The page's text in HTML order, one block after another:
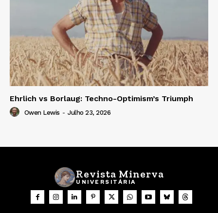
Ehrlich vs Borlaug: Techno-Optimism’s Triumph
Owen Lewis - Julho 23, 2026
Revista Minerva
UNIVERSITÁRIA